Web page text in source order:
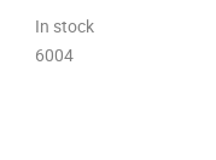
In stock
6004